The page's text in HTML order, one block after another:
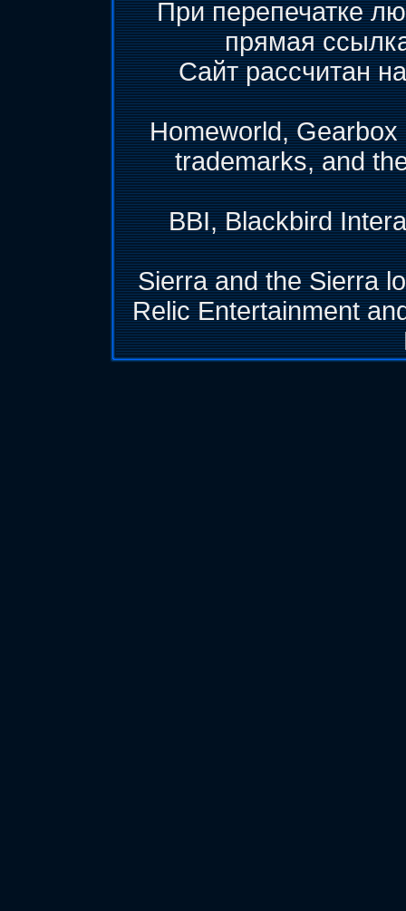
При перепечатке
прямая
Сайт рассчитан
Homeworld,
trademarks, and
BBI, Blackbird
Sierra and the Sierra
Relic Entertainment